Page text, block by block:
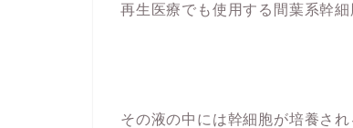
再生医療でも使用する間葉系幹
その液の中には幹細胞が培養さ